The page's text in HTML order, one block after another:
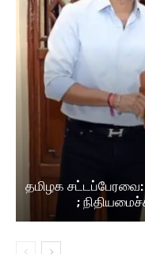
தமிழக சட்டப்பேரவை:
;